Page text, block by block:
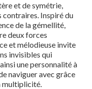
et de symétrie,
contraires. Inspiré du
de la gémellité,
deux forces
et mélodieuse invite
invisibles qui
une personnalité à
naviguer avec grâce
multiplicité.